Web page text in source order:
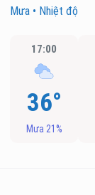
Mưa • Nhiệt độ
17:00
36°
Mưa 21%